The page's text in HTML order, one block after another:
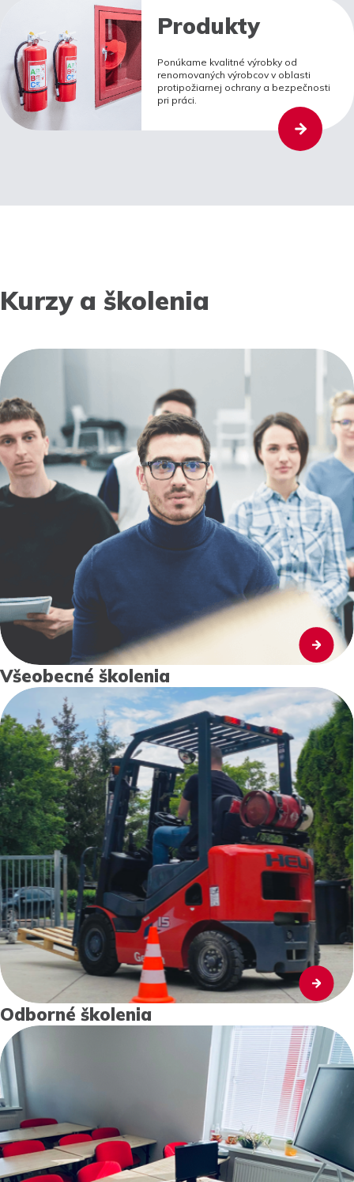
Produkty
Ponúkame kvalitné výrobky od
renomovaných výrobcov v oblasti
protipožiarnej ochrany a bezpečnosti
pri práci.
Kurzy a školenia
Všeobecné školenia
Odborné školenia